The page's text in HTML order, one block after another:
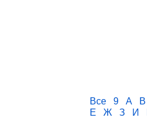
Все 9 A B
Е
Ж З И